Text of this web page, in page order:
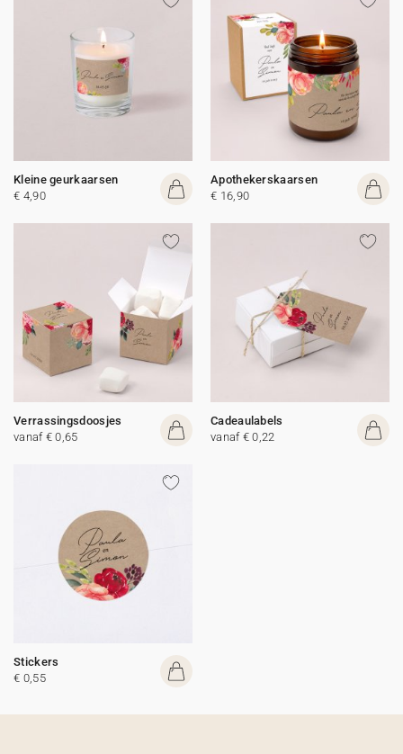
Kleine geurkaarsen
€ 4,90
Apothekerskaarsen
€ 16,90
Verrassingsdoosjes
vanaf € 0,65
Cadeaulabels
vanaf € 0,22
Stickers
€ 0,55